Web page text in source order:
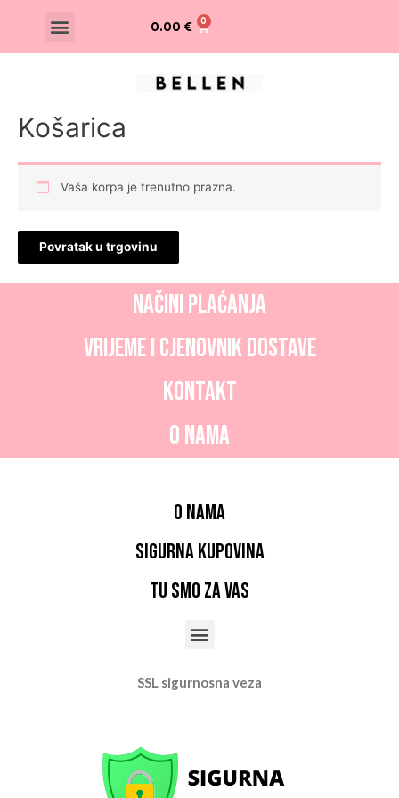
0.00€
Košarica
Vaša korpa je trenutno prazna.
Povratak u trgovinu
NAČINI PLAĆANJA
Vrijeme i CJENOVNIK dostave
Kontakt
O nama
O nama
Sigurna kupovina
Tu smo za vas
SSL sigurnosna veza